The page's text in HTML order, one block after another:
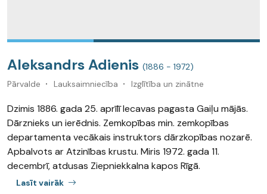
Aleksandrs Adienis (1886 - 1972)
Pārvalde
Lauksaimniecība Izglītība un zinātne
Dzimis 1886. gada 25. aprīlī Iecavas pagasta Gaiļu mājās.
Dārznieks un ierēdnis. Zemkopības min. zemkopības
departamenta vecākais instruktors dārzkopības nozarē.
Apbalvots ar Atzinības krustu. Miris 1972. gada 11.
decembrī, atdusas Ziepniekkalna kapos Rīgā.
Lasīt vairāk